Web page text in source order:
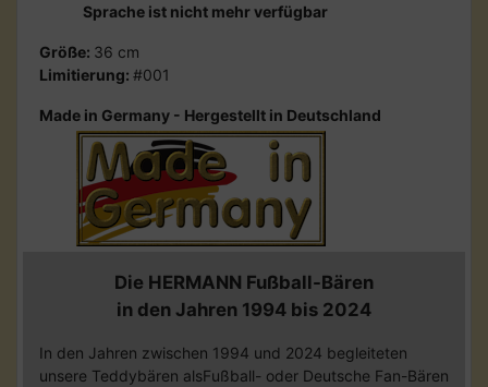
Sprache ist nicht mehr verfügbar
Größe: 36 cm
Limitierung: #001
Made in Germany - Hergestellt in Deutschland
Die HERMANN Fußball-Bären
in den Jahren 1994 bis 2024
In den Jahren zwischen 1994 und 2024 begleiteten
unsere Teddybären alsFußball- oder Deutsche Fan-Bären